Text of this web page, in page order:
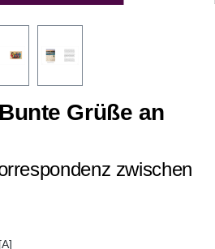
Grüße an
zwischen